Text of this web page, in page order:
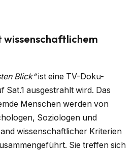
wissenschaftlichem
Blick“ist eine TV-Doku-
Sat.1 ausgestrahlt wird. Das
Menschen werden von
Soziologen und
wissenschaftlicher Kriterien
Sie treffen sich